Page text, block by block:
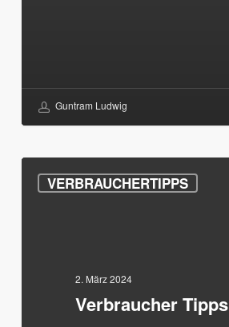
Guntram Ludwig
VERBRAUCHERTIPPS
Tipps
2. März 2024
Verbraucher Tipps